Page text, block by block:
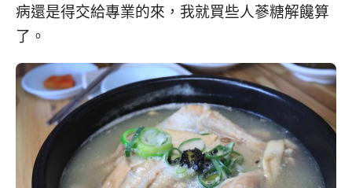
病還是得交給專業的來，我就買些人蔘糖解饞算
了。